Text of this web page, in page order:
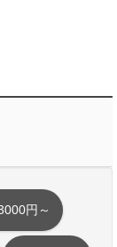
円～